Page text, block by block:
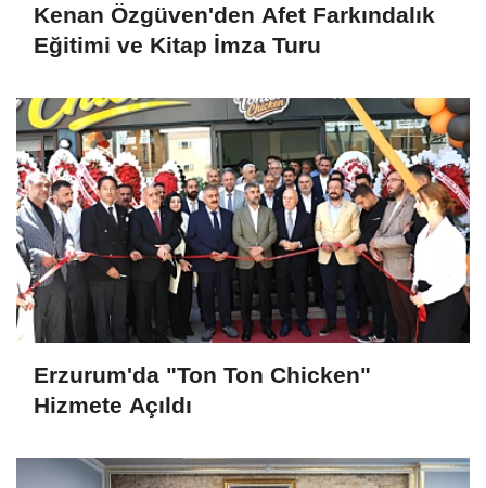
Kenan Özgüven'den Afet Farkındalık
Eğitimi ve Kitap İmza Turu
Erzurum'da "Ton Ton Chicken"
Hizmete Açıldı